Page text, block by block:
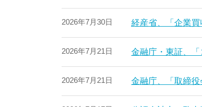
2026年7月30日 経産省、「企業
2026年7月21日 金融庁・東証、
2026年7月21日 金融庁、「取締